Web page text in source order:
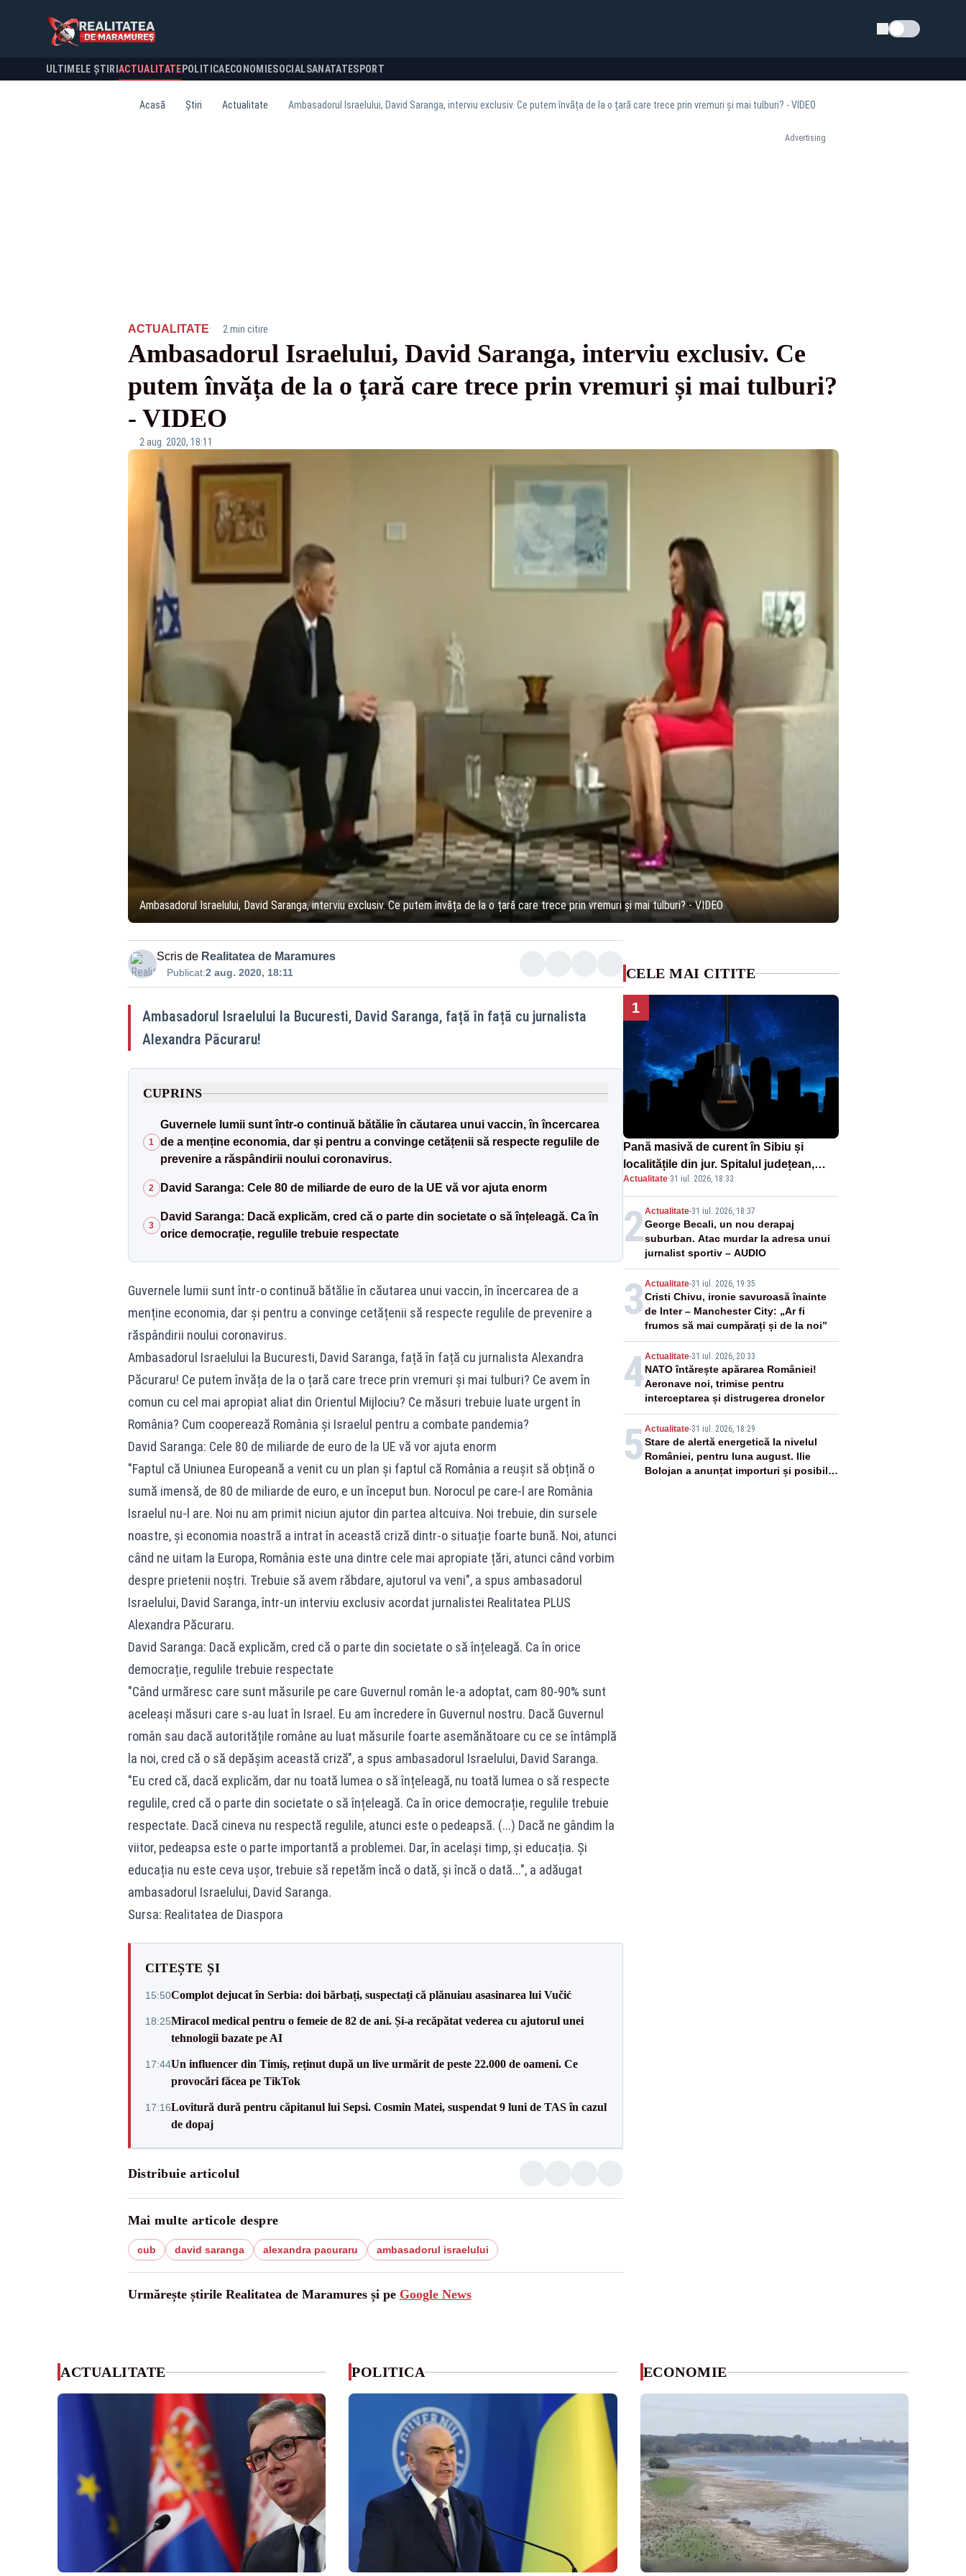
Schimba tema
ULTIMELE ȘTIRI ACTUALITATE POLITICA ECONOMIESOCIALSANATATESPORT
Acasă Știri Actualitate Ambasadorul Israelului, David Saranga, interviu exclusiv. Ce putem învăța de la o țară care trece prin vremuri și mai tulburi? - VIDEO
Advertising
ACTUALITATE· 2 min citire
Ambasadorul Israelului, David Saranga, interviu exclusiv. Ce
putem învăța de la o țară care trece prin vremuri și mai tulburi?
- VIDEO
2 aug. 2020, 18:11
Ambasadorul Israelului, David Saranga, interviu exclusiv. Ce putem învăța de la o țară care trece prin vremuri și mai tulburi? - VIDEO
Scris de Realitatea de Maramures
Publicat:2 aug. 2020, 18:11
Ambasadorul Israelului la Bucuresti, David Saranga, față în față cu jurnalista
Alexandra Păcuraru!
CUPRINS
1
Guvernele lumii sunt într-o continuă bătălie în căutarea unui vaccin, în încercarea
de a menține economia, dar și pentru a convinge cetățenii să respecte regulile de
prevenire a răspândirii noului coronavirus.
2 David Saranga: Cele 80 de miliarde de euro de la UE vă vor ajuta enorm
3
David Saranga: Dacă explicăm, cred că o parte din societate o să înțeleagă. Ca în
orice democrație, regulile trebuie respectate
Guvernele lumii sunt într-o continuă bătălie în căutarea unui vaccin, în încercarea de a
menține economia, dar și pentru a convinge cetățenii să respecte regulile de prevenire a
răspândirii noului coronavirus.
Ambasadorul Israelului la Bucuresti, David Saranga, față în față cu jurnalista Alexandra
Păcuraru! Ce putem învăța de la o țară care trece prin vremuri și mai tulburi? Ce avem în
comun cu cel mai apropiat aliat din Orientul Mijlociu? Ce măsuri trebuie luate urgent în
România? Cum cooperează România și Israelul pentru a combate pandemia?
David Saranga: Cele 80 de miliarde de euro de la UE vă vor ajuta enorm
"Faptul că Uniunea Europeană a venit cu un plan și faptul că România a reușit să obțină o
sumă imensă, de 80 de miliarde de euro, e un început bun. Norocul pe care-l are România
Israelul nu-l are. Noi nu am primit niciun ajutor din partea altcuiva. Noi trebuie, din sursele
noastre, și economia noastră a intrat în această criză dintr-o situație foarte bună. Noi, atunci
când ne uitam la Europa, România este una dintre cele mai apropiate țări, atunci când vorbim
despre prietenii noștri. Trebuie să avem răbdare, ajutorul va veni", a spus ambasadorul
Israelului, David Saranga, într-un interviu exclusiv acordat jurnalistei Realitatea PLUS
Alexandra Păcuraru.
David Saranga: Dacă explicăm, cred că o parte din societate o să înțeleagă. Ca în orice
democrație, regulile trebuie respectate
"Când urmăresc care sunt măsurile pe care Guvernul român le-a adoptat, cam 80-90% sunt
aceleași măsuri care s-au luat în Israel. Eu am încredere în Guvernul nostru. Dacă Guvernul
român sau dacă autoritățile române au luat măsurile foarte asemănătoare cu ce se întâmplă
la noi, cred că o să depășim această criză", a spus ambasadorul Israelului, David Saranga.
"Eu cred că, dacă explicăm, dar nu toată lumea o să înțeleagă, nu toată lumea o să respecte
regulile, cred că o parte din societate o să înțeleagă. Ca în orice democrație, regulile trebuie
respectate. Dacă cineva nu respectă regulile, atunci este o pedeapsă. (...) Dacă ne gândim la
viitor, pedeapsa este o parte importantă a problemei. Dar, în același timp, și educația. Și
educația nu este ceva ușor, trebuie să repetăm încă o dată, și încă o dată...", a adăugat
ambasadorul Israelului, David Saranga.
Sursa: Realitatea de Diaspora
CITEȘTE ȘI
15:50Complot dejucat în Serbia: doi bărbați, suspectați că plănuiau asasinarea lui Vučić
18:25Miracol medical pentru o femeie de 82 de ani. Și-a recăpătat vederea cu ajutorul unei
tehnologii bazate pe AI
17:44Un influencer din Timiș, reținut după un live urmărit de peste 22.000 de oameni. Ce
provocări făcea pe TikTok
17:16Lovitură dură pentru căpitanul lui Sepsi. Cosmin Matei, suspendat 9 luni de TAS în cazul
de dopaj
Distribuie articolul
Mai multe articole despre
cub david saranga alexandra pacuraru ambasadorul israelului
Urmărește știrile Realitatea de Maramures și pe Google News
CELE MAI CITITE
1
Pană masivă de curent în Sibiu și
localitățile din jur. Spitalul județean,
semafoarele, rețelele de telefonie, grav
afectate
Actualitate·31 iul. 2026, 18:33
2Actualitate-31 iul. 2026, 18:37
George Becali, un nou derapaj
suburban. Atac murdar la adresa unui
jurnalist sportiv – AUDIO
3 Actualitate-31 iul. 2026, 19:35
Cristi Chivu, ironie savuroasă înainte
de Inter – Manchester City: „Ar fi
frumos să mai cumpărați și de la noi”
4Actualitate-31 iul. 2026, 20:33
NATO întărește apărarea României!
Aeronave noi, trimise pentru
interceptarea și distrugerea dronelor
5 Actualitate-31 iul. 2026, 18:29
Stare de alertă energetică la nivelul
României, pentru luna august. Ilie
Bolojan a anunțat importuri și posibile
ACTUALITATE POLITICA ECONOMIE